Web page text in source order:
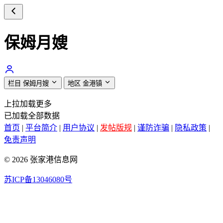
保姆月嫂
栏目 保姆月嫂 地区 金港镇
上拉加载更多
已加载全部数据
首页 | 平台简介 | 用户协议 | 发帖版规 | 谨防诈骗 | 隐私政策 |
免责声明
© 2026 张家港信息网
苏ICP备13046080号